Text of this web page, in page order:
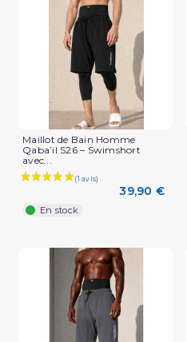
Maillot de Bain Homme
Qaba’il S26 – Swimshort
avec...
39,90 €
En stock